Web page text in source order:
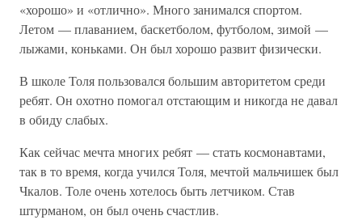
«хорошо» и «отлично». Много занимался спортом.
Летом — плаванием, баскетболом, футболом, зимой —
лыжами, коньками. Он был хорошо развит физически.
В школе Толя пользовался большим авторитетом среди
ребят. Он охотно помогал отстающим и никогда не давал
в обиду слабых.
Как сейчас мечта многих ребят — стать космонавтами,
так в то время, когда учился Толя, мечтой мальчишек был
Чкалов. Толе очень хотелось быть летчиком. Став
штурманом, он был очень счастлив.